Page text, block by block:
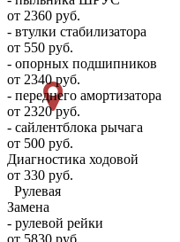
от 2360 руб.
- втулки стабилизатора
от 550 руб.
- опорных подшипников
от 2340 руб.
- переднего амортизатора
от 2320 руб.
- сайлентблока рычага
от 500 руб.
Диагностика ходовой
от 330 руб.
Рулевая
Замена
- рулевой рейки
от 5830 руб.